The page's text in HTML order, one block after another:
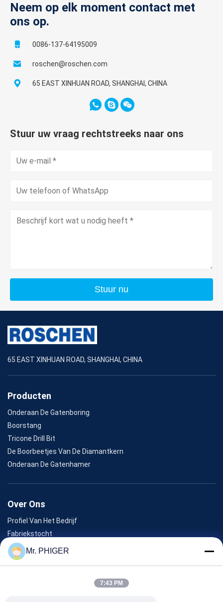
Neem op elk moment contact met
ons op.
0086-137-64195009
roschen@roschen.com
65 EAST XINHUAN ROAD, SHANGHAI, CHINA
Stuur uw vraag rechtstreeks naar ons
Stuur nu
65 EAST XINHUAN ROAD, SHANGHAI, CHINA
Producten
Onderaan De Gatenboring
Boorstang
Tricone Drill Bit
De Boorbeetjes Van De Diamantkern
Onderaan De Gatenhamer
Over Ons
Profiel Van Het Bedrijf
Fabriekstocht
Kwaliteitscontrole
Sitemap
Mr. PHIGER
7:43 PM